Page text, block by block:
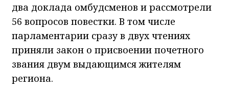
два доклада омбудсменов и рассмотрели
56 вопросов повестки. В том числе
парламентарии сразу в двух чтениях
приняли закон о присвоении почетного
звания двум выдающимся жителям
региона.